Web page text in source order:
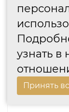
узнать в
Принять